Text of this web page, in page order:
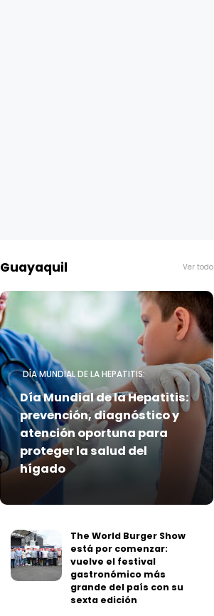
Guayaquil Ver todo
DÍA MUNDIAL DE LA HEPATITIS:
Día Mundial de la Hepatitis:
prevención, diagnóstico y
atención oportuna para
proteger la salud del
hígado
The World Burger Show
está por comenzar:
vuelve el festival
gastronómico más
grande del país con su
sexta edición